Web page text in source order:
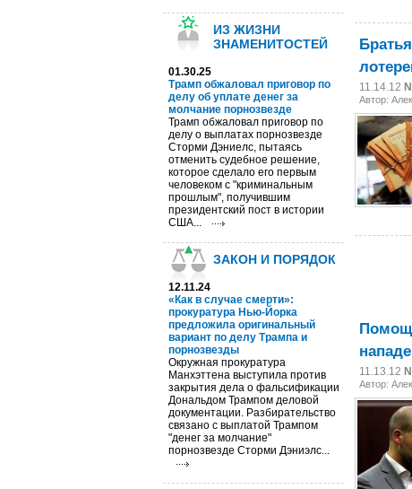
ИЗ ЖИЗНИ
ЗНАМЕНИТОСТЕЙ
01.30.25
Трамп обжаловал приговор по
делу об уплате денег за
молчание порнозвезде
Трамп обжаловал приговор по
делу о выплатах порнозвезде
Сторми Дэниелс, пытаясь
отменить судебное решение,
которое сделало его первым
человеком с "криминальным
прошлым", получившим
президентский пост в истории
США...
ЗАКОН И ПОРЯДОК
12.11.24
«Как в случае смерти»:
прокуратура Нью-Йорка
предложила оригинальный
вариант по делу Трампа и
порнозвезды
Окружная прокуратура
Манхэттена выступила против
закрытия дела о фальсификации
Дональдом Трампом деловой
документации. Разбирательство
связано с выплатой Трампом
"денег за молчание"
порнозвезде Сторми Дэниэлс...
11.14.12
Автор:
11.13.12
Автор: